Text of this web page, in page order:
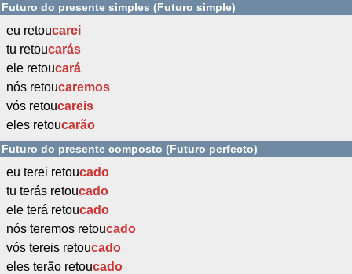
Futuro do presente simples (Futuro simple)
eu retoucarei
tu retoucarás
ele retoucará
nós retoucaremos
vós retoucareis
eles retoucarão
Futuro do presente composto (Futuro perfecto)
eu terei retoucado
tu terás retoucado
ele terá retoucado
nós teremos retoucado
vós tereis retoucado
eles terão retoucado